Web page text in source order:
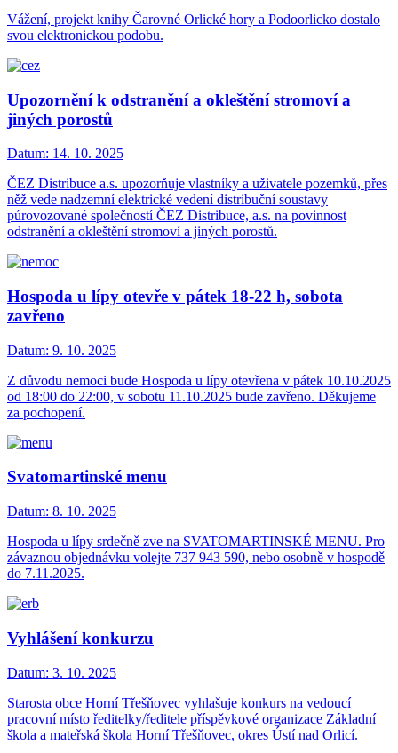
Vážení, projekt knihy Čarovné Orlické hory a Podoorlicko dostalo
svou elektronickou podobu.
Upozornění k odstranění a okleštění stromoví a
jiných porostů
Datum: 14. 10. 2025
ČEZ Distribuce a.s. upozorňuje vlastníky a uživatele pozemků, přes
něž vede nadzemní elektrické vedení distribuční soustavy
púrovozované společností ČEZ Distribuce, a.s. na povinnost
odstranění a okleštění stromoví a jiných porostů.
Hospoda u lípy otevře v pátek 18-22 h, sobota
zavřeno
Datum: 9. 10. 2025
Z důvodu nemoci bude Hospoda u lípy otevřena v pátek 10.10.2025
od 18:00 do 22:00, v sobotu 11.10.2025 bude zavřeno. Děkujeme
za pochopení.
Svatomartinské menu
Datum: 8. 10. 2025
Hospoda u lípy srdečně zve na SVATOMARTINSKÉ MENU. Pro
závaznou objednávku volejte 737 943 590, nebo osobně v hospodě
do 7.11.2025.
Vyhlášení konkurzu
Datum: 3. 10. 2025
Starosta obce Horní Třešňovec vyhlašuje konkurs na vedoucí
pracovní místo ředitelky/ředitele příspěvkové organizace Základní
škola a mateřská škola Horní Třešňovec, okres Ústí nad Orlicí.